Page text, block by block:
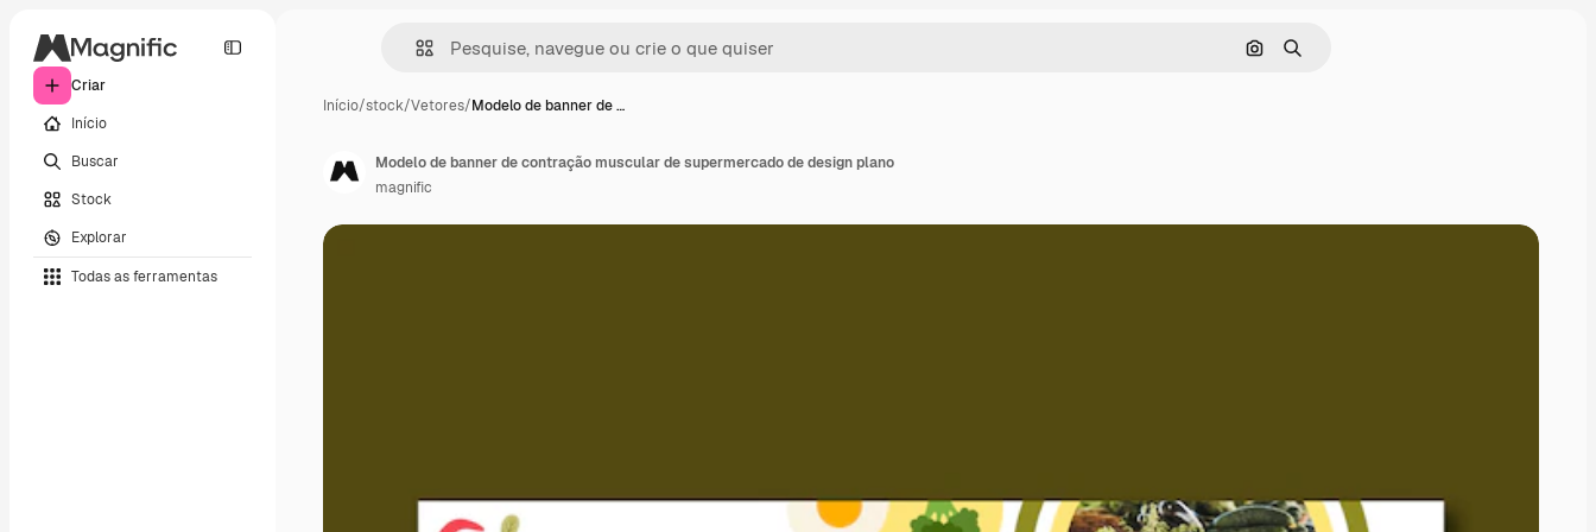
Criar
Início
Buscar
Stock
Explorar
Todas as ferramentas
Pesquisar por imagem
Buscar
Início/stock/Vetores/Modelo de banner de …
Modelo de banner de contração muscular de supermercado de design plano
magnific